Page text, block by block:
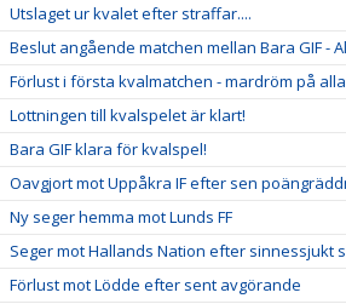
Utslaget ur kvalet efter straffar....
Beslut angående matchen mellan Bara GIF -
Förlust i första kvalmatchen - mardröm på
Lottningen till kvalspelet är klart!
Bara GIF klara för kvalspel!
Oavgjort mot Uppåkra IF efter sen
Ny seger hemma mot Lunds FF
Seger mot Hallands Nation efter sinnessjukt
Förlust mot Lödde efter sent avgörande